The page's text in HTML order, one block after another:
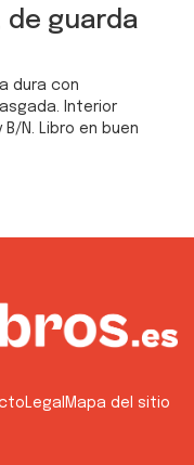
de guarda
dura con
Interior
N. Libro en buen
Legal Mapa del sitio